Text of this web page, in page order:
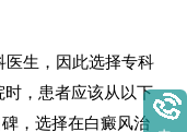
医生，因此选择专科
，患者应该从以下
，选择在白癜风治